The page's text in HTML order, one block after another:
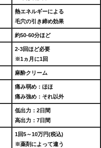
熱エネルギーによる
毛穴の引き締め効果
約50-60分ほど
2-3回ほど必要
※1ヵ月に1回
麻酔クリーム
痛み弱め：ほほ
痛み強め：それ以外
低出力：2日間
高出力：7日間
1回5～10万円(税込)
※薬剤によって違う